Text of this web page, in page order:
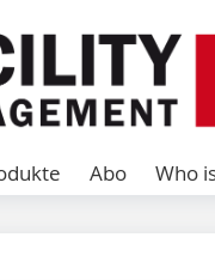
Abo Who